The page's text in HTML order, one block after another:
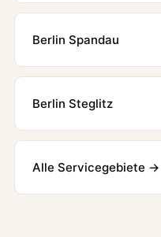
Berlin Spandau
Berlin Steglitz
Alle Servicegebiete →